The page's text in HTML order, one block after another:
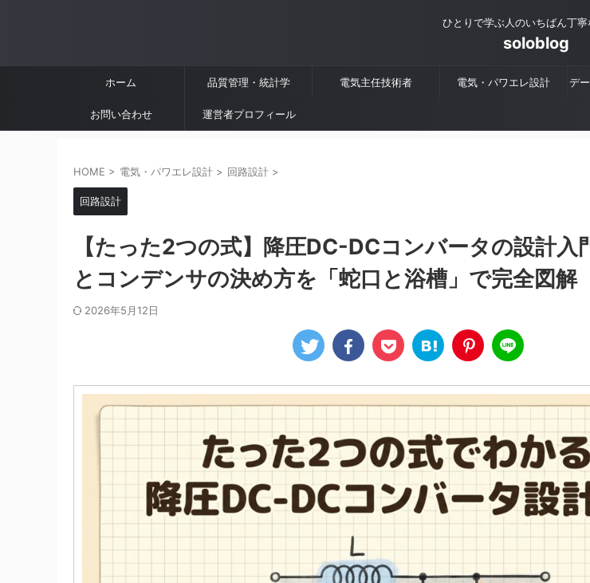
ひとりで学ぶ人のいちばん丁
soloblog
ホーム 品質管理・統計学 電気主任技術者 電気・パワエレ設計 デ
お問い合わせ 運営者プロフィール
HOME > 電気・パワエレ設計 > 回路設計 >
回路設計
【たった2つの式】降圧DC-DCコンバータの設計入
とコンデンサの決め方を「蛇口と浴槽」で完全図解
2026年5月12日